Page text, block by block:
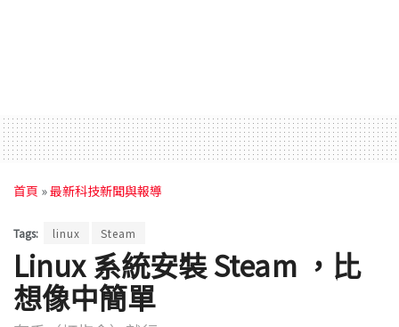
首頁 »最新科技新聞與報導
Tags: linux Steam
Linux 系統安裝 Steam ，比
想像中簡單